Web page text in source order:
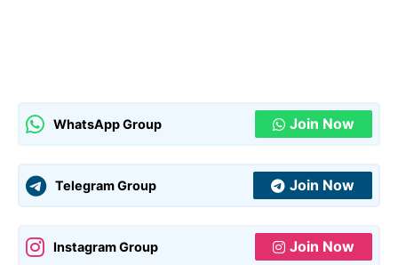
WhatsApp Group Join Now
Telegram Group Join Now
Instagram Group Join Now